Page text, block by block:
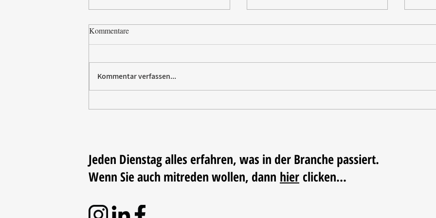
Paw Patrol erobert die
Tischdekoration mit Mehrwert:
Kommentare
Kommentar verfassen...
Jeden Dienstag alles erfahren, was in der Branche passiert.
Wenn Sie auch mitreden wollen, dann hier clicken...